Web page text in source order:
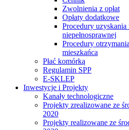
Zwolnienia z opłat
Opłaty dodatkowe
Procedury
niepełnosprawnej
Procedury
mieszkańca
Płać komórką
Regulamin SPP
E-SKLEP
Inwestycje i Projekty
Kanały technologiczne
Projekty zrealizowane ze
2020
Projekty realizowane ze